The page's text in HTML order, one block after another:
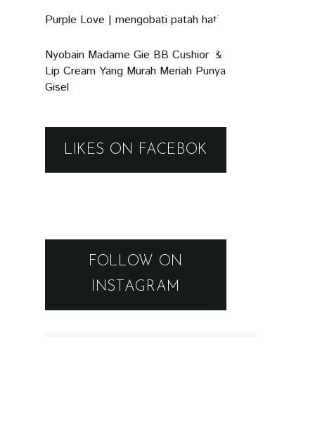
Purple Love | mengobati patah hati
Nyobain Madame Gie BB Cushion &
Lip Cream Yang Murah Meriah Punya
Gisel
LIKES ON FACEBOK
FOLLOW ON
INSTAGRAM